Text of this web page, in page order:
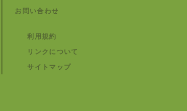
お問い合わせ
利用規約
リンクについて
サイトマップ